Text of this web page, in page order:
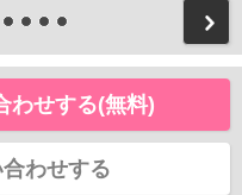
わせする(無料)
わせする